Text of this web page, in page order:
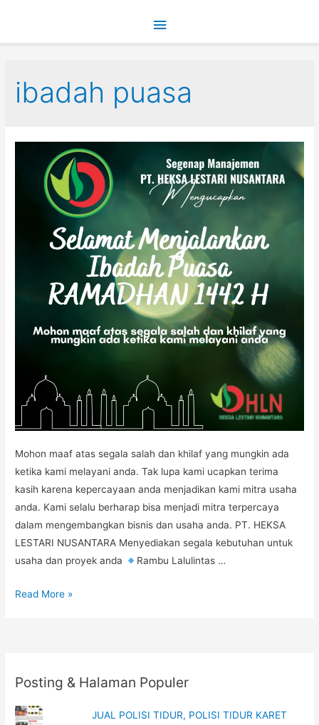
Main
ibadah puasa
Mohon maaf atas segala salah dan khilaf yang mungkin ada
ketika kami melayani anda. Tak lupa kami ucapkan terima
kasih karena kepercayaan anda menjadikan kami mitra usaha
anda. Kami selalu berharap bisa menjadi mitra terpercaya
dalam mengembangkan bisnis dan usaha anda. PT. HEKSA
LESTARI NUSANTARA Menyediakan segala kebutuhan untuk
usaha dan proyek anda
Rambu Lalulintas …
RAMADHAN
Read More »
Posting & Halaman Populer
JUAL POLISI TIDUR, POLISI TIDUR KARET